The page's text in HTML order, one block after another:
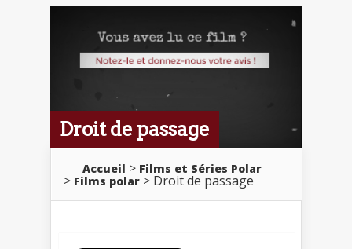
Droit de passage
Accueil
Films et Séries Polar
Films polar
Droit de passage